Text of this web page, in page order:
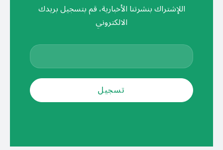
اللإشتراك بنشرتنا الأخبارية، قم بتسجيل بريدك
الالكتروني